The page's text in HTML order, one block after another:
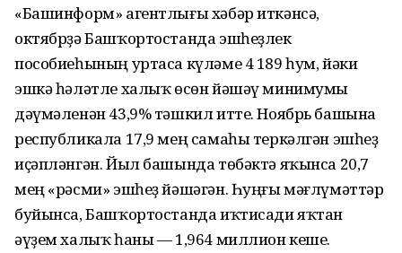
«Башинформ» агентлығы хәбәр иткәнсә,
октябрҙә Башҡортостанда эшһеҙлек
пособиеһының уртаса күләме 4 189 һум, йәки
эшкә һәләтле халыҡ өсөн йәшәү минимумы
дәүмәленән 43,9% тәшкил итте. Ноябрь башына
республикала 17,9 мең самаһы теркәлгән эшһеҙ
иҫәпләнгән. Йыл башында төбәктә яҡынса 20,7
мең «рәсми» эшһеҙ йәшәгән. Һуңғы мәғлүмәттәр
буйынса, Башҡортостанда иҡтисади яҡтан
әүҙем халыҡ һаны — 1,964 миллион кеше.